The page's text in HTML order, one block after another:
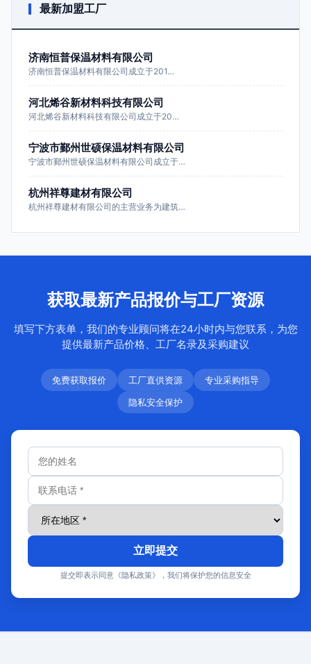
最新加盟工厂
济南恒普保温材料有限公司
济南恒普保温材料有限公司成立于201…
河北烯谷新材料科技有限公司
河北烯谷新材料科技有限公司成立于20…
宁波市鄞州世硕保温材料有限公司
宁波市鄞州世硕保温材料有限公司成立于…
杭州祥尊建材有限公司
杭州祥尊建材有限公司的主营业务为建筑…
获取最新产品报价与工厂资源
填写下方表单，我们的专业顾问将在24小时内与您联系，为您
提供最新产品价格、工厂名录及采购建议
免费获取报价 工厂直供资源
专业采购指导
隐私安全保护
立即提交
提交即表示同意《隐私政策》，我们将保护您的信息安全